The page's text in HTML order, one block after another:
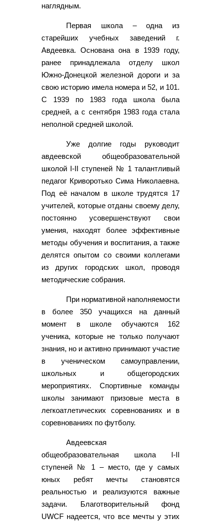
наглядным.
Первая школа – одна из
старейших учебных заведений г.
Авдеевка. Основана она в 1939 году,
ранее принадлежала отделу школ
Южно-Донецкой железной дороги и за
свою историю имела номера и 52, и 101.
С 1939 по 1983 года школа была
средней, а с сентября 1983 года стала
неполной средней школой.
Уже долгие годы руководит
авдеевской общеобразовательной
школой І-ІІ ступеней № 1 талантливый
педагог Криворотько Сима Николаевна.
Под её началом в школе трудятся 17
учителей, которые отданы своему делу,
постоянно усовершенствуют свои
умения, находят более эффективные
методы обучения и воспитания, а также
делятся опытом со своими коллегами
из других городских школ, проводя
методические собрания.
При нормативной наполняемости
в более 350 учащихся на данный
момент в школе обучаются 162
ученика, которые не только получают
знания, но и активно принимают участие
в ученическом самоуправлении,
школьных и общегородских
мероприятиях. Спортивные команды
школы занимают призовые места в
легкоатлетических соревнованиях и в
соревнованиях по футболу.
Авдеевская
общеобразовательная школа I-II
ступеней № 1 – место, где у самых
юных ребят мечты становятся
реальностью и реализуются важные
задачи. Благотворительный фонд
UWCF надеется, что все мечты у этих